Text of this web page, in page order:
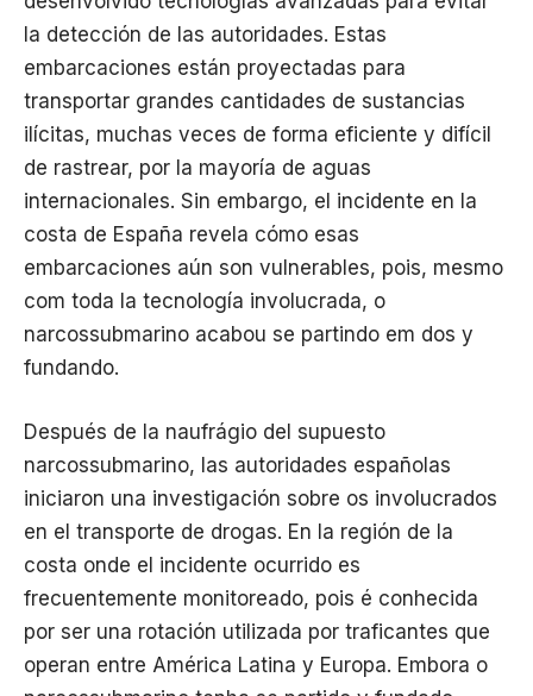
la detección de las autoridades. Estas
embarcaciones están proyectadas para
transportar grandes cantidades de sustancias
ilícitas, muchas veces de forma eficiente y difícil
de rastrear, por la mayoría de aguas
internacionales. Sin embargo, el incidente en la
costa de España revela cómo esas
embarcaciones aún son vulnerables, pois, mesmo
com toda la tecnología involucrada, o
narcossubmarino acabou se partindo em dos y
fundando.
Después de la naufrágio del supuesto
narcossubmarino, las autoridades españolas
iniciaron una investigación sobre os involucrados
en el transporte de drogas. En la región de la
costa onde el incidente ocurrido es
frecuentemente monitoreado, pois é conhecida
por ser una rotación utilizada por traficantes que
operan entre América Latina y Europa. Embora o